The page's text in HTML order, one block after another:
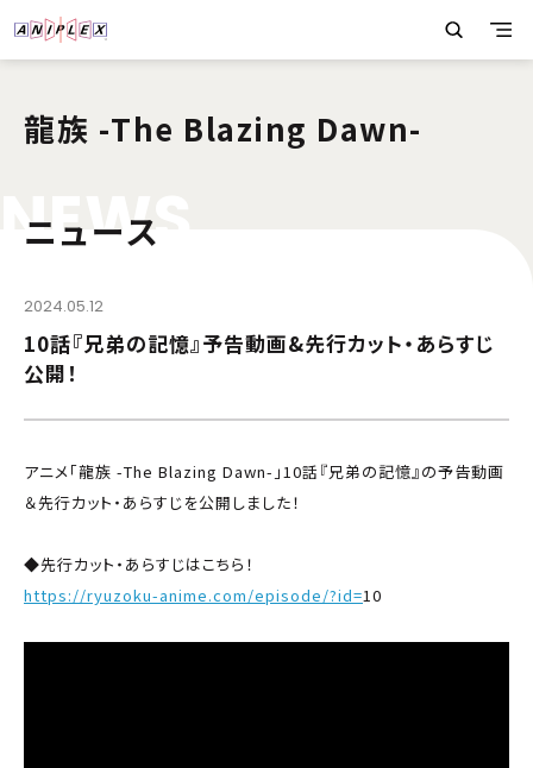
龍族 -The Blazing Dawn-
NEWS
ニュース
2024.05.12
10話『兄弟の記憶』予告動画&先行カット・あらすじ
公開！
アニメ「龍族 -The Blazing Dawn-」10話『兄弟の記憶』の予告動画
＆先行カット・あらすじを公開しました！
◆先行カット・あらすじはこちら！
https://ryuzoku-anime.com/episode/?id=10